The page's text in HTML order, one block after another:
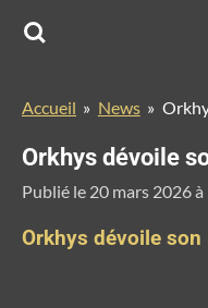
Passer
principal
Accueil » News »
Orkhys dévoile
Publié le 20 mars 2026
Orkhys dévoile son